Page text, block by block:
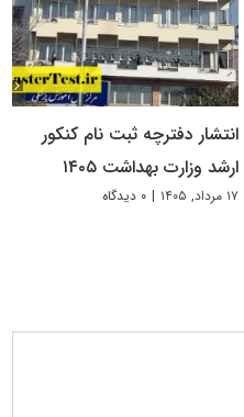
انتشار دفترچه ثبت نام کنکور
ارشد وزارت بهداشت ۱۴۰۵
۱۷ مرداد, ۱۴۰۵ | ۰ دیدگاه